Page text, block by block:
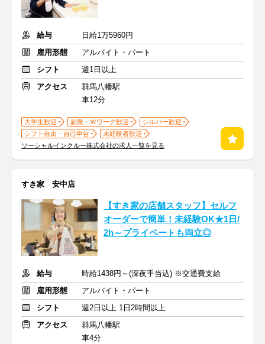
給与
日給1万5960円
雇用形態
アルバイト・パート
シフト
週1日以上
アクセス
群馬八幡駅
車12分
大学生歓迎 副業・Ｗワーク歓迎
シルバー歓迎
シフト自由・自己申告
未経験者歓迎
ソーシャルインクルー株式会社の求人一覧を見る
すき家 安中店
【すき家の店舗スタッフ】セルフ
オーダーで簡単！未経験OK★1日/
2h～プライベートも両立◎
給与
時給1438円～(深夜手当込) ※交通費支給
雇用形態
アルバイト・パート
シフト
週2日以上 1日2時間以上
アクセス
群馬八幡駅
車4分